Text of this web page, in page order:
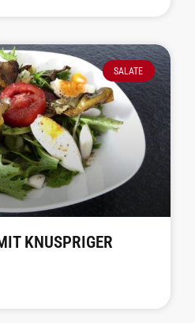
SALATE
KNUSPRIGER